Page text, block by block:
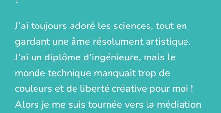
J’ai toujours adoré les sciences, tout en
gardant une âme résolument artistique.
J’ai un diplôme d’ingénieure, mais le
monde technique manquait trop de
couleurs et de liberté créative pour moi !
Alors je me suis tournée vers la médiation